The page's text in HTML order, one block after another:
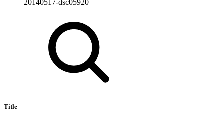
20140517-dsc05920
Title